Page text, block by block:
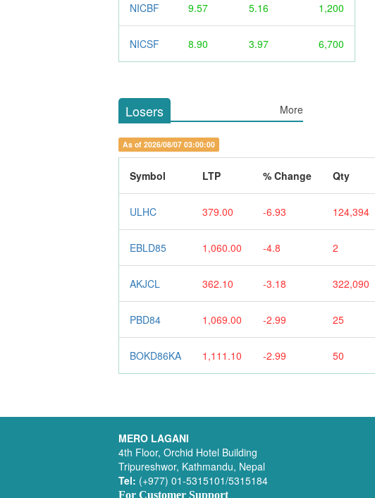
NICBF 9.57 5.16 1,200
NICSF 8.90 3.97 6,700
Losers More
As of 2026/08/07 03:00:00
Symbol LTP % Change Qty
ULHC 379.00 -6.93 124,394
EBLD85 1,060.00 -4.8 2
AKJCL 362.10 -3.18 322,090
PBD84 1,069.00 -2.99 25
BOKD86KA 1,111.10 -2.99 50
MERO LAGANI
4th Floor, Orchid Hotel Building
Tripureshwor, Kathmandu, Nepal
Tel: (+977) 01-5315101/5315184
For Customer Support